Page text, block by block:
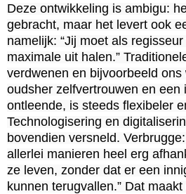
Deze ontwikkeling is ambigu:
gebracht, maar het levert ook
namelijk: “Jij moet als
maximale uit halen.”
verdwenen en bijvoorbeeld
oudsher zelfvertrouwen en een
ontleende, is steeds flexibeler
Technologisering en
bovendien versneld.
allerlei manieren heel erg
ze leven, zonder dat er een
kunnen terugvallen.” Dat